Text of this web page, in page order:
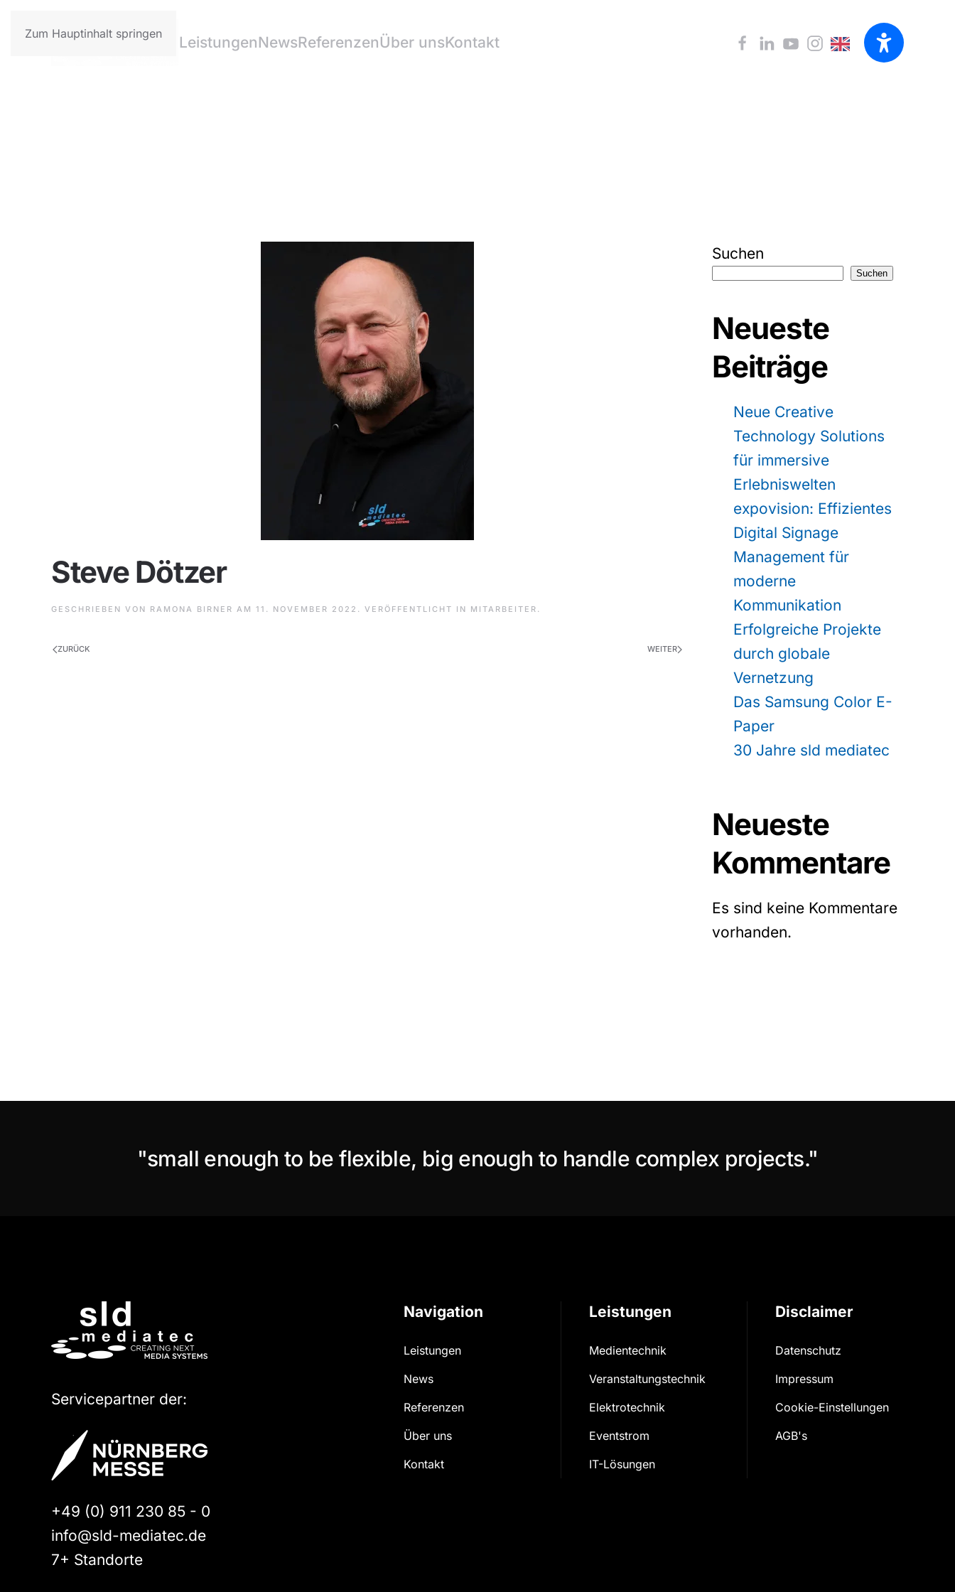
Zum Hauptinhalt springen LeistungenNewsReferenzenÜber unsKontakt
Steve Dötzer
GESCHRIEBEN VON RAMONA BIRNER AM 11. NOVEMBER 2022 . VERÖFFENTLICHT IN MITARBEITER .
ZURÜCK WEITER
Suchen
Suchen
Neueste
Beiträge
Neue Creative
Technology Solutions
für immersive
Erlebniswelten
expovision: Effizientes
Digital Signage
Management für
moderne
Kommunikation
Erfolgreiche Projekte
durch globale
Vernetzung
Das Samsung Color E-
Paper
30 Jahre sld mediatec
Neueste
Kommentare
Es sind keine Kommentare
vorhanden.
"small enough to be flexible, big enough to handle complex projects."
Servicepartner der:
+49 (0) 911 230 85 - 0
info@sld-mediatec.de
7+ Standorte
Navigation
Leistungen
News
Referenzen
Über uns
Kontakt
Leistungen
Medientechnik
Veranstaltungs­technik
Elektrotechnik
Eventstrom
IT-Lösungen
Disclaimer
Datenschutz
Impressum
Cookie-Einstellungen
AGB's